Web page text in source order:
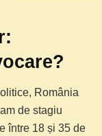
România
de stagiu
între 18 și 35 de